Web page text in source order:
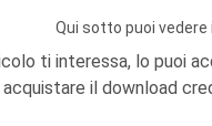
Qui sotto puoi
ti interessa, lo puoi
acquistare il download